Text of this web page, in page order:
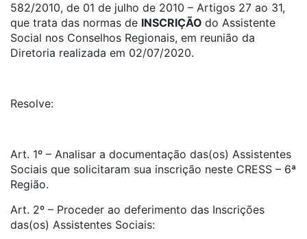
582/2010, de 01 de julho de 2010 – Artigos 27 ao 31,
que trata das normas de INSCRIÇÃO do Assistente
Social nos Conselhos Regionais, em reunião da
Diretoria realizada em 02/07/2020.
Resolve:
Art. 1º – Analisar a documentação das(os) Assistentes
Sociais que solicitaram sua inscrição neste CRESS – 6ª
Região.
Art. 2º – Proceder ao deferimento das Inscrições
das(os) Assistentes Sociais: